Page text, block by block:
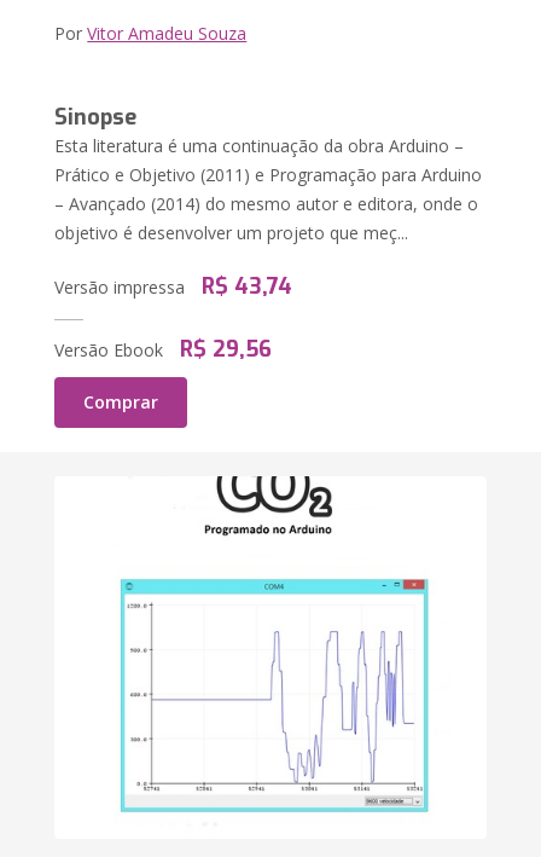
PorVitor Amadeu Souza
Sinopse
Esta literatura é uma continuação da obra Arduino –
Prático e Objetivo (2011) e Programação para Arduino
– Avançado (2014) do mesmo autor e editora, onde o
objetivo é desenvolver um projeto que meç...
Versão impressa R$ 43,74
Versão Ebook R$ 29,56
Comprar